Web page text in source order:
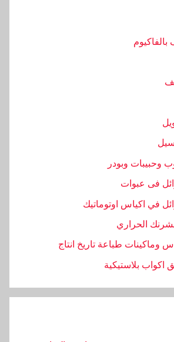
وحبيبات وبودر
فى عبوات
في اكياس اوتوماتيك
الحراري
وماكينات طباعة تاريخ انتاج
اكواب بلاستيكية